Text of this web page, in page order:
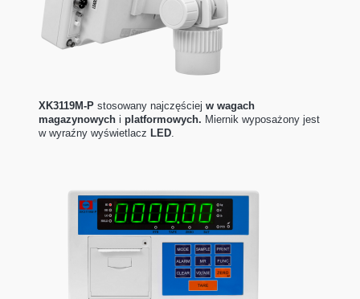
XK3119M-P stosowany najczęściej w wagach
magazynowych i platformowych. Miernik wyposażony jest
w wyraźny wyświetlacz LED.